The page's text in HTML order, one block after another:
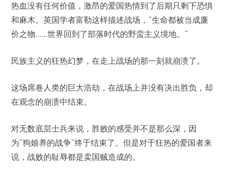
热血没有任何价值，激昂的爱国热情到了后期只剩下恐惧
和麻木。英国学者富勒这样描述战场，“生命都被当成廉
价之物……世界回到了部落时代的野蛮主义境地。”
民族主义的狂热幻梦，在走上战场的那一刻就崩溃了。
这场席卷人类的巨大浩劫，在战场上并没有决出胜负，却
在观念的崩溃中结束。
对无数底层士兵来说，胜败的感受并不是那么深，因
为“狗娘养的战争”终于结束了。但是对于狂热的爱国者来
说，战败的耻辱都是卖国贼造成的。